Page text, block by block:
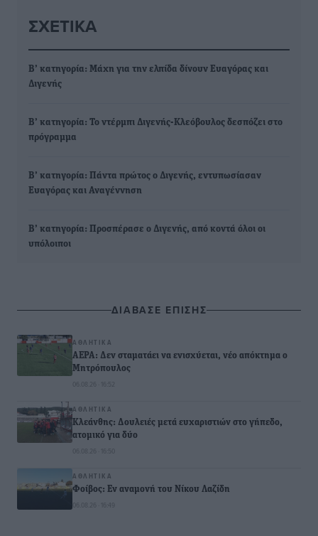
ΣΧΕΤΙΚΆ
Β’ κατηγορία: Μάχη για την ελπίδα δίνουν Ευαγόρας και
Διγενής
Β’ κατηγορία: Το ντέρμπι Διγενής-Κλεόβουλος δεσπόζει στο
πρόγραμμα
Β’ κατηγορία: Πάντα πρώτος ο Διγενής, εντυπωσίασαν
Ευαγόρας και Αναγέννηση
Β’ κατηγορία: Προσπέρασε ο Διγενής, από κοντά όλοι οι
υπόλοιποι
ΔΙΑΒΑΣΕ ΕΠΙΣΗΣ
ΑΘΛΗΤΙΚΆ
ΑΕΡΑ: Δεν σταματάει να ενισχύεται, νέο απόκτημα ο
Μητρόπουλος
06.08.26 · 16:52
ΑΘΛΗΤΙΚΆ
Κλεάνθης: Δουλειές μετά ευχαριστιών στο γήπεδο,
ατομικό για δύο
06.08.26 · 16:50
ΑΘΛΗΤΙΚΆ
Φοίβος: Εν αναμονή του Νίκου Λαζίδη
06.08.26 · 16:49